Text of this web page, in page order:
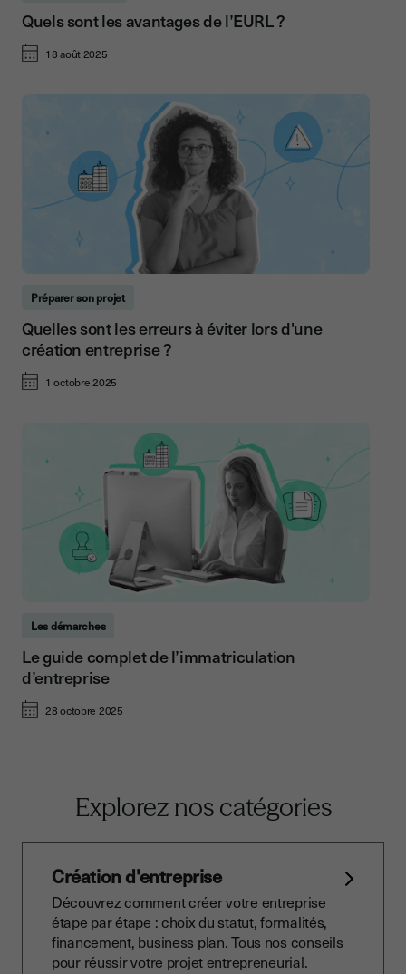
Quels sont les avantages de l’EURL ?
18 août 2025
Préparer son projet
Quelles sont les erreurs à éviter lors d'une
création entreprise ?
1 octobre 2025
Les démarches
Le guide complet de l’immatriculation
d’entreprise
28 octobre 2025
Explorez nos catégories
Création d'entreprise
Découvrez comment créer votre entreprise
étape par étape : choix du statut, formalités,
financement, business plan. Tous nos conseils
pour réussir votre projet entrepreneurial.